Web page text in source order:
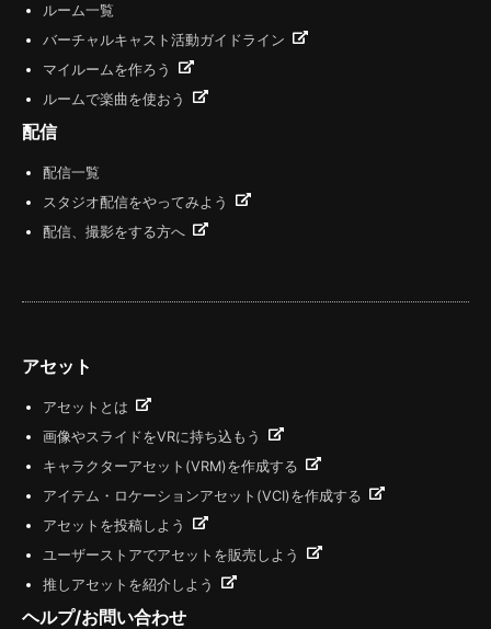
ルーム一覧
バーチャルキャスト活動ガイドライン
マイルームを作ろう
ルームで楽曲を使おう
配信
配信一覧
スタジオ配信をやってみよう
配信、撮影をする方へ
アセット
アセットとは
画像やスライドをVRに持ち込もう
キャラクターアセット(VRM)を作成する
アイテム・ロケーションアセット(VCI)を作成する
アセットを投稿しよう
ユーザーストアでアセットを販売しよう
推しアセットを紹介しよう
ヘルプ/お問い合わせ